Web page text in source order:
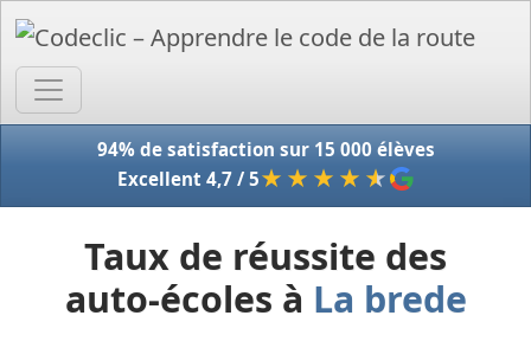
94% de satisfaction sur 15 000 élèves
Excellent 4,7 / 5★★★★ ★
Taux de réussite des
auto-écoles à La brede